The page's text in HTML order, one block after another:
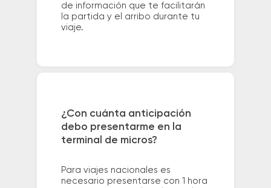
de información que te facilitarán
la partida y el arribo durante tu
viaje.
¿Con cuánta anticipación
debo presentarme en la
terminal de micros?
Para viajes nacionales es
necesario presentarse con 1 hora